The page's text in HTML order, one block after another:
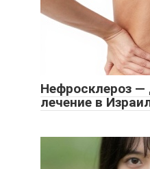
Нефросклероз —
лечение в